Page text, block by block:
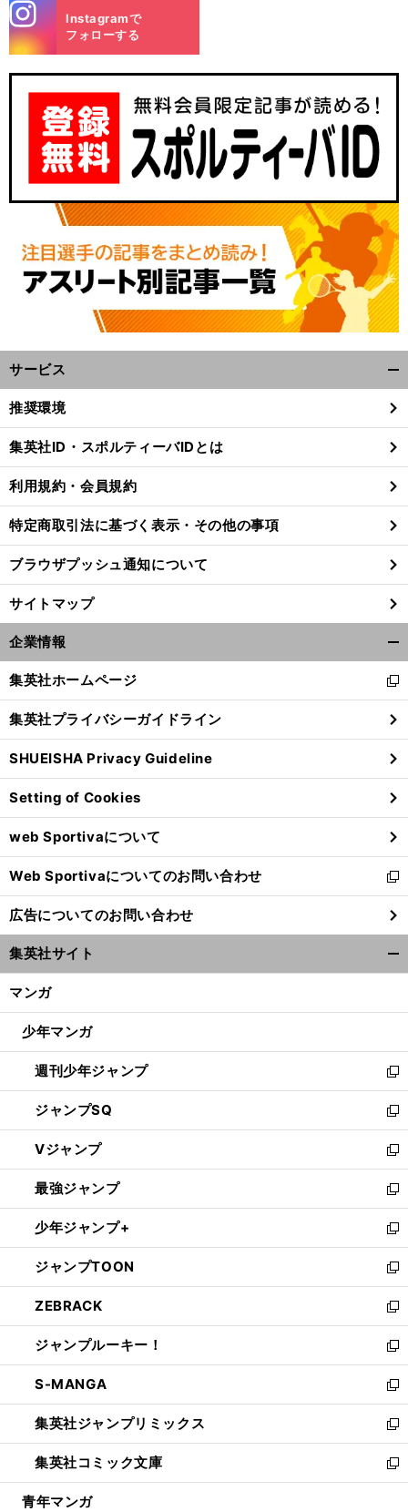
。 NO
前
へ
m
Instagramで
フォローする
サービス
閉
る
推奨環境
集英社ID・スポルティーバIDとは
利用規約・会員規約
特定商取引法に基づく表示・その他の事項
ブラウザプッシュ通知について
サイトマップ
企業情報
閉
る
集英社ホームページ
新
し
い
ウ
ィ
ン
ド
ウ
で
開
く
集英社プライバシーガイドライン
SHUEISHA Privacy Guideline
Setting of Cookies
web Sportivaについて
Web Sportivaについてのお問い合わせ
新
し
い
ウ
ィ
ン
ウ
開
く
広告についてのお問い合わせ
集英社サイト
マンガ
少年マンガ
週刊少年ジャンプ
新
し
い
ウ
ィ
ン
ド
ウ
で
開
く
ジャンプSQ
新
し
い
ウ
ィ
ン
ド
ウ
で
開
く
Vジャンプ
新
し
い
ウ
ィ
ン
ド
ウ
で
開
く
最強ジャンプ
新
し
い
ウ
ィ
ン
ド
ウ
で
開
く
少年ジャンプ+
新
し
い
ウ
ィ
ン
ド
ウ
で
開
く
ジャンプTOON
新
し
い
ウ
ィ
ン
ド
ウ
で
開
く
ZEBRACK
新
し
い
ウ
ィ
ン
ド
ウ
で
開
ジャンプルーキー！
新
し
い
ウ
ィ
ン
ド
ウ
S-MANGA
新
し
い
ウ
ィ
ン
集英社ジャンプリミックス
新
し
い
ウ
集英社コミック文庫
新
し
青年マンガ